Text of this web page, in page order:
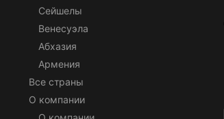
Сейшелы
Венесуэла
Абхазия
Армения
Все страны
О компании